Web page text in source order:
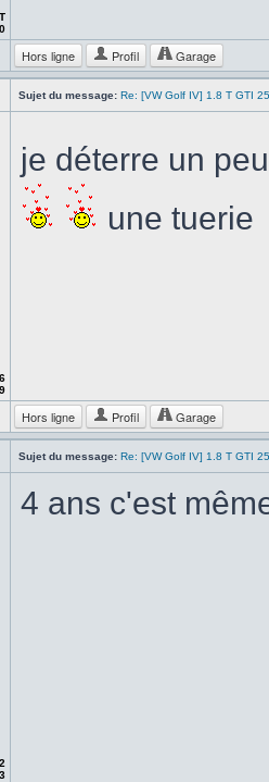
Hors ligne Profil Garage
Sujet du message: Re: [VW Golf IV] 1.8 T GTI
je déterre un
une tuerie
Hors ligne Profil Garage
Sujet du message: Re: [VW Golf IV] 1.8 T GTI
4 ans c'est